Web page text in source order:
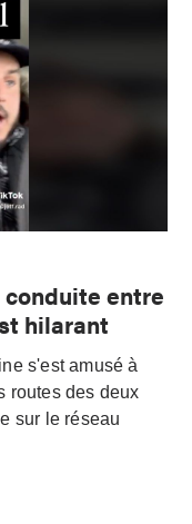
entre
hilarant
s'est amusé à
routes des deux
sur le réseau